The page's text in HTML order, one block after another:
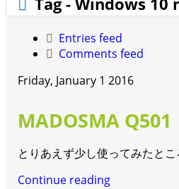
Entries feed
Comments feed
Friday, January 1 2016
MADOSMA
とりあえず少し使ってみたとこ
Continue reading